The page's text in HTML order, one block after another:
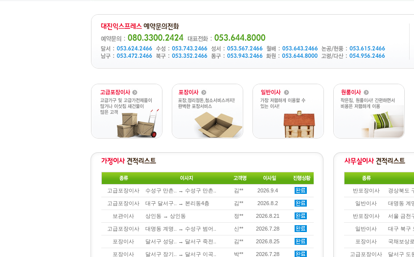
고급포장이사 수성구 만촌.. → 수성구 만촌.. 김** 2026.9.4
고급포장이사 대구 달서구.. → 본리동4층 김** 2026.8.2
보관이사 상인동 → 상인동 정** 2026.8.21
고급포장이사 대명동 계명.. → 수성구 범어.. 신** 2026.7.28
포장이사 달서구 성당.. → 달서구 죽전.. 김** 2026.8.25
포장이사 달서구 장기.. → 달서구 이곡.. 박** 2026.7.28
반포장이사 경상북도
일반이사 대명동 계
반포장이사 서울 금천
일반이사 대구 북구
포장이사 국채보상
고급포장이사 달서구 도